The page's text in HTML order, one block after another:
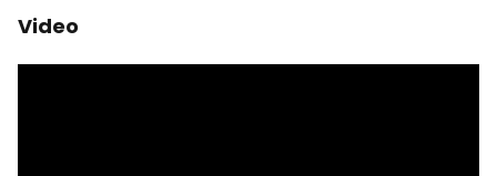
Video